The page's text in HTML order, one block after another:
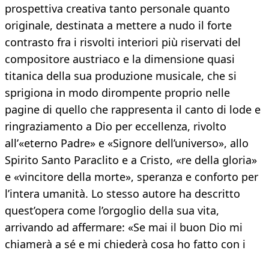
prospettiva creativa tanto personale quanto
originale, destinata a mettere a nudo il forte
contrasto fra i risvolti interiori più riservati del
compositore austriaco e la dimensione quasi
titanica della sua produzione musicale, che si
sprigiona in modo dirompente proprio nelle
pagine di quello che rappresenta il canto di lode e
ringraziamento a Dio per eccellenza, rivolto
all’«eterno Padre» e «Signore dell’universo», allo
Spirito Santo Paraclito e a Cristo, «re della gloria»
e «vincitore della morte», speranza e conforto per
l’intera umanità. Lo stesso autore ha descritto
quest’opera come l’orgoglio della sua vita,
arrivando ad affermare: «Se mai il buon Dio mi
chiamerà a sé e mi chiederà cosa ho fatto con i